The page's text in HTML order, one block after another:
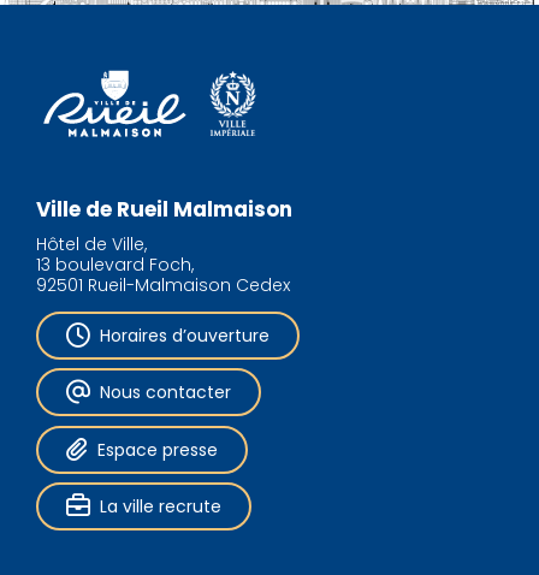
Ville de Rueil Malmaison
Hôtel de Ville,
13 boulevard Foch,
92501 Rueil-Malmaison Cedex
Horaires d’ouverture
Nous contacter
Espace presse
La ville recrute